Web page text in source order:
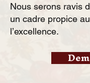
Nous serons ravis
un cadre propice
l’excellence.